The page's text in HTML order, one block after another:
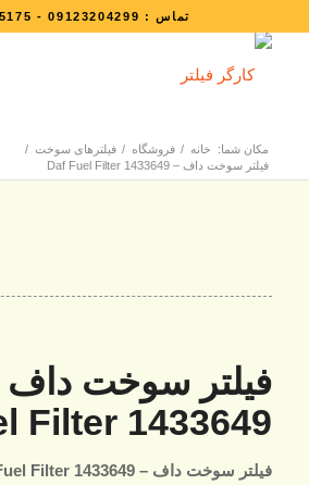
تماس : 09123204299
-
مکان شما: خانه / فروشگاه / فیلترهای سوخت /
فیلتر سوخت داف – Daf Fuel Filter 1433649
Filter 1433649
فیلتر سوخت داف – Daf Fuel Filter 1433649